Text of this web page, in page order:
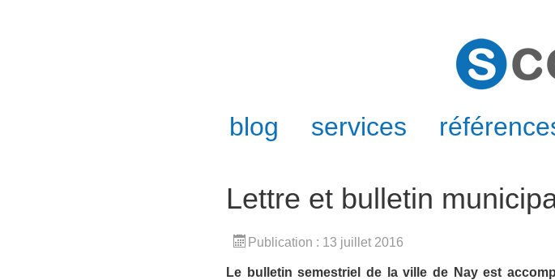
blog services
Lettre et bulletin
Publication : 13 juillet 2016
Le bulletin semestriel de la ville de Nay est